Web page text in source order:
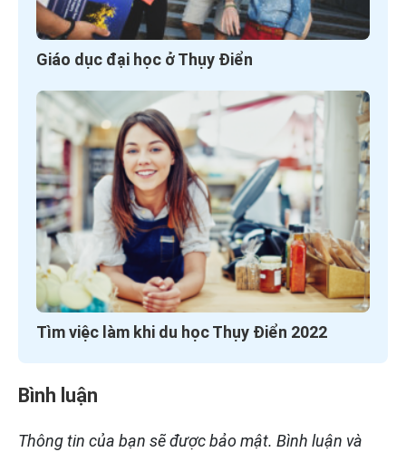
Giáo dục đại học ở Thụy Điển
Tìm việc làm khi du học Thụy Điển 2022
Bình luận
Thông tin của bạn sẽ được bảo mật. Bình luận và